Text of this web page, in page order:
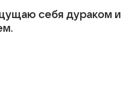
себя дураком и